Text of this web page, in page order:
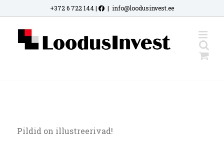
to
content
+372 6 722 144| | info@loodusinvest.ee
Pildid on illustreerivad!